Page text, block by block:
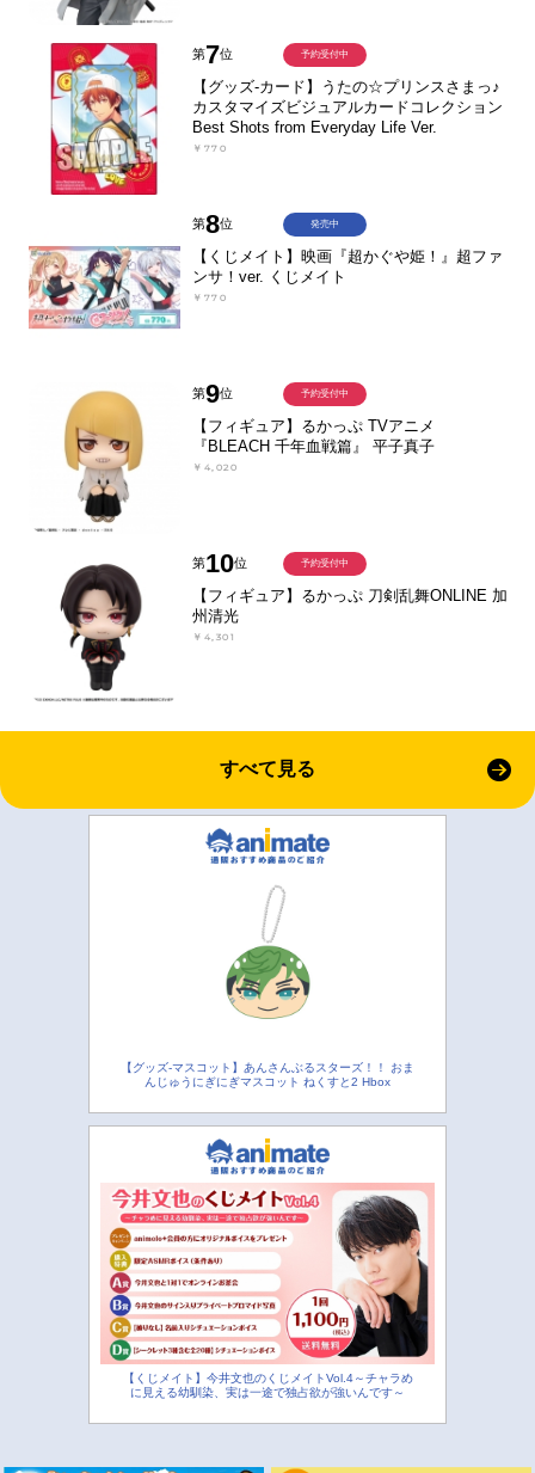
第7位
【グッズ-カード】うたの☆プリンスさまっ♪
カスタマイズビジュアルカードコレクション
Best Shots from Everyday Life Ver.
￥770
予約受付中
第8位
【くじメイト】映画『超かぐや姫！』超ファ
ンサ！ver. くじメイト
￥770
発売中
第9位
【フィギュア】るかっぷ TVアニメ
『BLEACH 千年血戦篇』 平子真子
￥4,020
予約受付中
第10位
【フィギュア】るかっぷ 刀剣乱舞ONLINE 加
州清光
￥4,301
予約受付中
すべて見る
【グッズ-マスコット】あんさんぶるスターズ！！ おま
んじゅうにぎにぎマスコット ねくすと2 Hbox
【くじメイト】今井文也のくじメイトVol.4～チャラめ
に見える幼馴染、実は一途で独占欲が強いんです～